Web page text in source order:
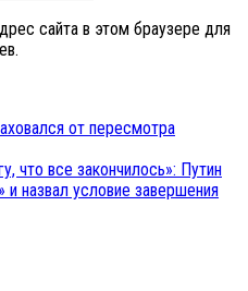
сайта в этом браузере для
от пересмотра
что все закончилось»: Путин
назвал условие завершения